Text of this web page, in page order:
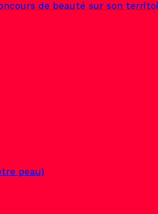
de beauté sur son
peau)